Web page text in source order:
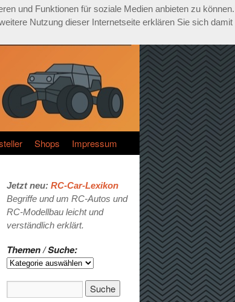
Shops Impressum
Jetzt neu: RC-Car-Lexikon
Begriffe und um RC-Autos und
RC-Modellbau leicht und
verständlich erklärt.
Themen / Suche:
und Funktionen für soziale Medien anbieten zu können.
Nutzung dieser Internetseite erklären Sie sich damit